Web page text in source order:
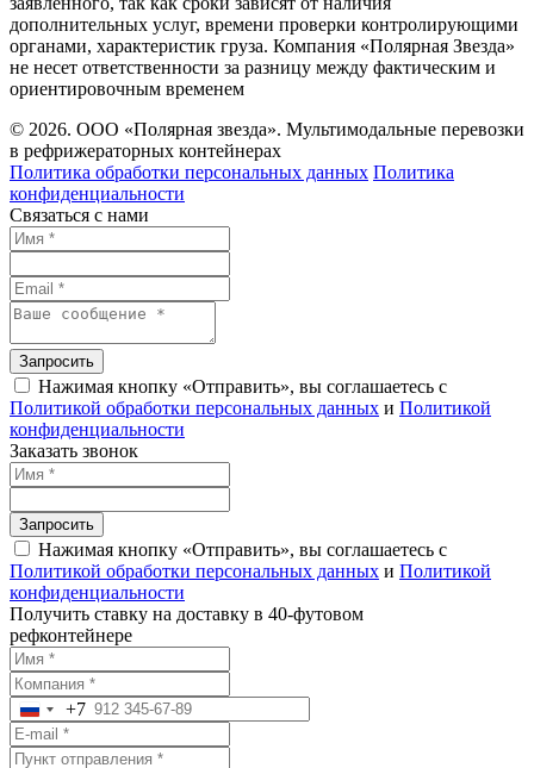
дополнительных услуг, времени проверки контролирующими
органами, характеристик груза. Компания «Полярная Звезда»
не несет ответственности за разницу между фактическим и
ориентировочным временем
© 2026. ООО «Полярная звезда». Мультимодальные перевозки
в рефрижераторных контейнерах
Политика обработки персональных данных Политика
конфиденциальности
Связаться с нами
Запросить
Нажимая кнопку «Отправить», вы соглашаетесь с
Политикой обработки персональных данных и Политикой
конфиденциальности
Заказать звонок
Запросить
Нажимая кнопку «Отправить», вы соглашаетесь с
Политикой обработки персональных данных и Политикой
конфиденциальности
Получить ставку на доставку в 40-футовом
рефконтейнере
Russia
+7
+7